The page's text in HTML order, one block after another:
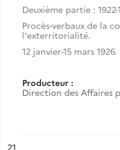
Deuxième partie : 1922-
Procès-verbaux de la
l'exterritorialité.
12 janvier-15 mars 1926.
Producteur :
Direction des Affaires
n°
21